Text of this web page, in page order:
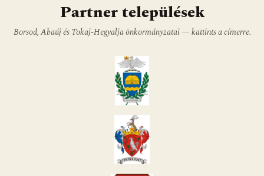
Partner települések
Borsod, Abaúj és Tokaj-Hegyalja önkormányzatai — kattints a címerre.